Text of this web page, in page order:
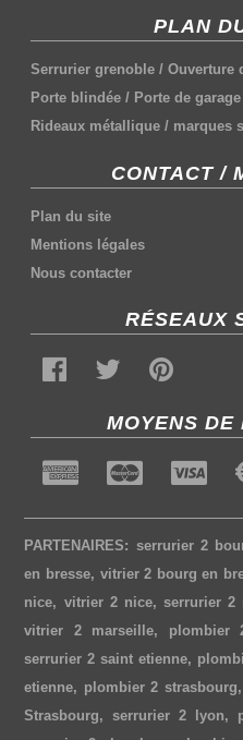
PLAN
Serrurier grenoble /Ouverture
Porte blindée / Porte de garage
Rideaux métallique / marques
CONTACT /
Plan du site
Mentions légales
Nous contacter
RÉSEAUX
MOYENS DE
PARTENAIRES: serrurier 2
en bresse, vitrier 2 bourg en
nice, vitrier 2 nice, serrurier 2
vitrier 2 marseille, plombier
serrurier 2 saint etienne,
etienne, plombier 2 strasbourg,
Strasbourg,serrurier 2 lyon,